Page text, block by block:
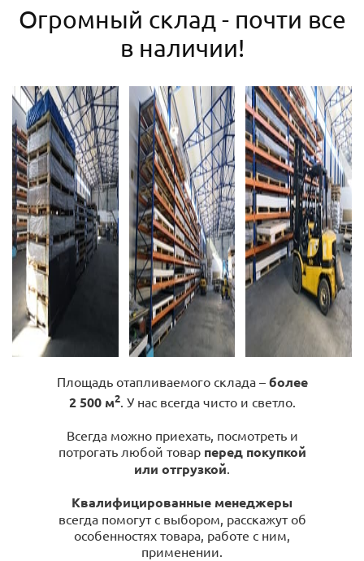
Огромный склад - почти все
в наличии!
Площадь отапливаемого склада – более
2 500 м2. У нас всегда чисто и светло.
Всегда можно приехать, посмотреть и
потрогать любой товар перед покупкой
или отгрузкой.
Квалифицированные менеджеры
всегда помогут с выбором, расскажут об
особенностях товара, работе с ним,
применении.